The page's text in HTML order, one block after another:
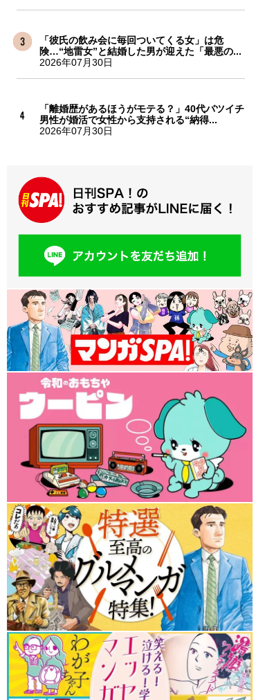
「彼氏の飲み会に毎回ついてくる女」は危
険…“地雷女”と結婚した男が迎えた「最悪の...
2026年07月30日
「離婚歴があるほうがモテる？」40代バツイチ
男性が婚活で女性から支持される“納得...
2026年07月30日